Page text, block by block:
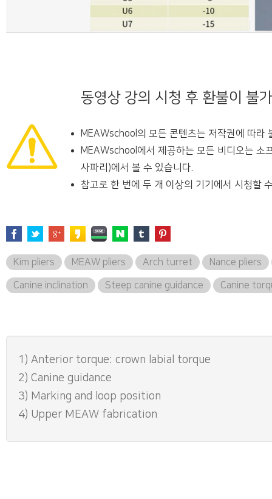
동영상 강의 시청 후 환불이 불
MEAWschool의 모든 콘텐츠는 저작권에 따라
MEAWschool에서 제공하는 모든 비디오는 소
사파리)에서 볼 수 있습니다.
참고로 한 번에 두 개 이상의 기기에서 시청할
Kim pliers MEAW pliers Arch turret Nance pliers
Canine inclination Steep canine guidance Canine
1) Anterior torque: crown labial torque
2) Canine guidance
3) Marking and loop position
4) Upper MEAW fabrication